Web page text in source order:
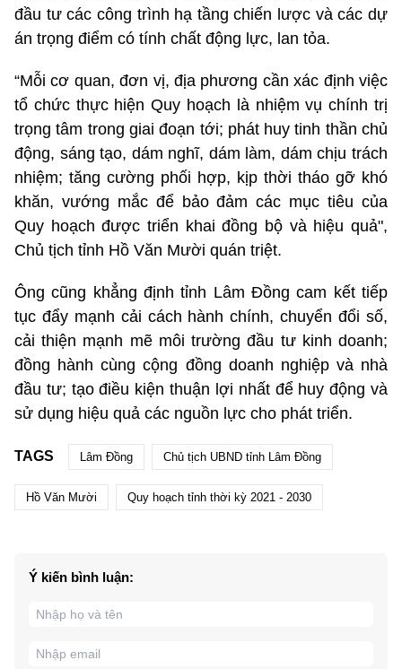
đầu tư các công trình hạ tầng chiến lược và các dự
án trọng điểm có tính chất động lực, lan tỏa.
“Mỗi cơ quan, đơn vị, địa phương cần xác định việc
tổ chức thực hiện Quy hoạch là nhiệm vụ chính trị
trọng tâm trong giai đoạn tới; phát huy tinh thần chủ
động, sáng tạo, dám nghĩ, dám làm, dám chịu trách
nhiệm; tăng cường phối hợp, kịp thời tháo gỡ khó
khăn, vướng mắc để bảo đảm các mục tiêu của
Quy hoạch được triển khai đồng bộ và hiệu quả",
Chủ tịch tỉnh Hồ Văn Mười quán triệt.
Ông cũng khẳng định tỉnh Lâm Đồng cam kết tiếp
tục đẩy mạnh cải cách hành chính, chuyển đổi số,
cải thiện mạnh mẽ môi trường đầu tư kinh doanh;
đồng hành cùng cộng đồng doanh nghiệp và nhà
đầu tư; tạo điều kiện thuận lợi nhất để huy động và
sử dụng hiệu quả các nguồn lực cho phát triển.
TAGS Lâm Đồng Chủ tịch UBND tỉnh Lâm Đồng
Hồ Văn Mười Quy hoạch tỉnh thời kỳ 2021 - 2030
Ý kiến bình luận: